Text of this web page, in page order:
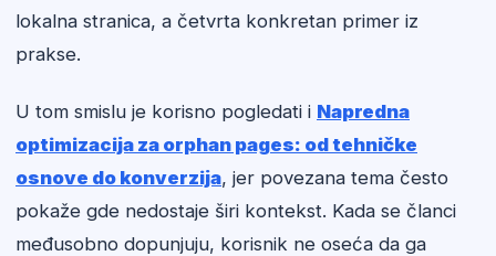
lokalna stranica, a četvrta konkretan primer iz
prakse.
U tom smislu je korisno pogledati i Napredna
optimizacija za orphan pages: od tehničke
osnove do konverzija, jer povezana tema često
pokaže gde nedostaje širi kontekst. Kada se članci
međusobno dopunjuju, korisnik ne oseća da ga